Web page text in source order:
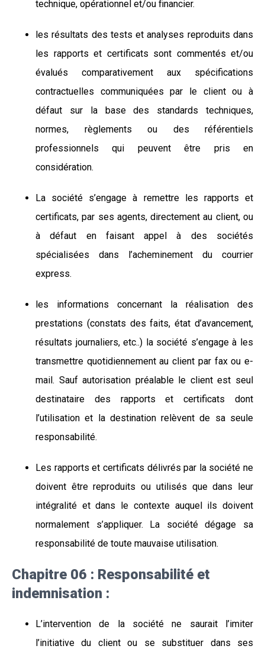
technique, opérationnel et/ou financier.
les résultats des tests et analyses reproduits dans
les rapports et certificats sont commentés et/ou
évalués comparativement aux spécifications
contractuelles communiquées par le client ou à
défaut sur la base des standards techniques,
normes, règlements ou des référentiels
professionnels qui peuvent être pris en
considération.
La société s’engage à remettre les rapports et
certificats, par ses agents, directement au client, ou
à défaut en faisant appel à des sociétés
spécialisées dans l’acheminement du courrier
express.
les informations concernant la réalisation des
prestations (constats des faits, état d’avancement,
résultats journaliers, etc..) la société s’engage à les
transmettre quotidiennement au client par fax ou e-
mail. Sauf autorisation préalable le client est seul
destinataire des rapports et certificats dont
l’utilisation et la destination relèvent de sa seule
responsabilité.
Les rapports et certificats délivrés par la société ne
doivent être reproduits ou utilisés que dans leur
intégralité et dans le contexte auquel ils doivent
normalement s’appliquer. La société dégage sa
responsabilité de toute mauvaise utilisation.
Chapitre 06 : Responsabilité et
indemnisation :
L’intervention de la société ne saurait l’imiter
l’initiative du client ou se substituer dans ses